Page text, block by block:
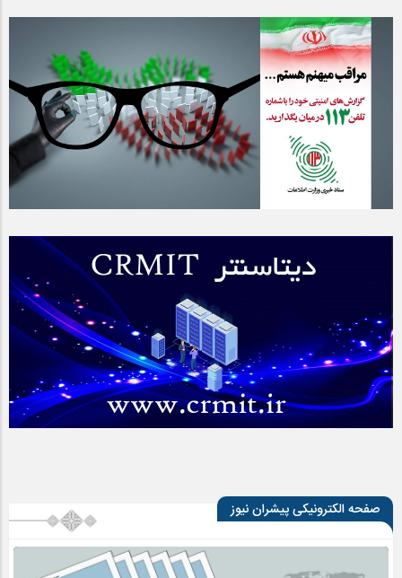
صفحه الکترونیکی پیشران نیوز